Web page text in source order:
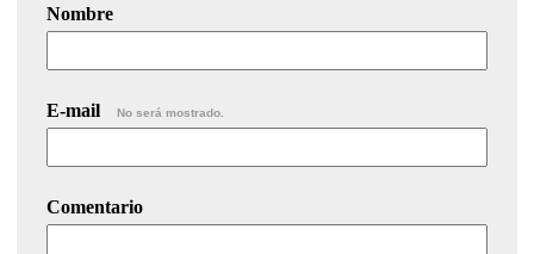
Nombre
E-mail No será mostrado.
Comentario